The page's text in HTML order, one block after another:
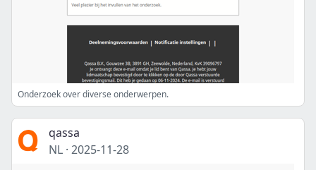
Onderzoek over diverse onderwerpen.
qassa
NL · 2025-11-28